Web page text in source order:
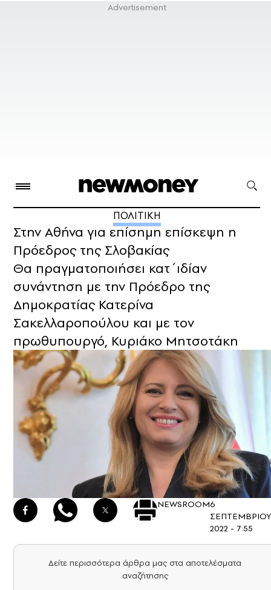
ΠΟΛΙΤΙΚΗ
Στην Αθήνα για επίσημη επίσκεψη η
Πρόεδρος της Σλοβακίας
Θα πραγματοποιήσει κατ΄ιδίαν
συνάντηση με την Πρόεδρο της
Δημοκρατίας Κατερίνα
Σακελλαροπούλου και με τον
πρωθυπουργό, Κυριάκο Μητσοτάκη
NEWSROOM6
ΣΕΠΤΕΜΒΡΙΟΥ
2022 - 7:55
Δείτε περισσότερα άρθρα μας στα αποτελέσματα
αναζήτησης